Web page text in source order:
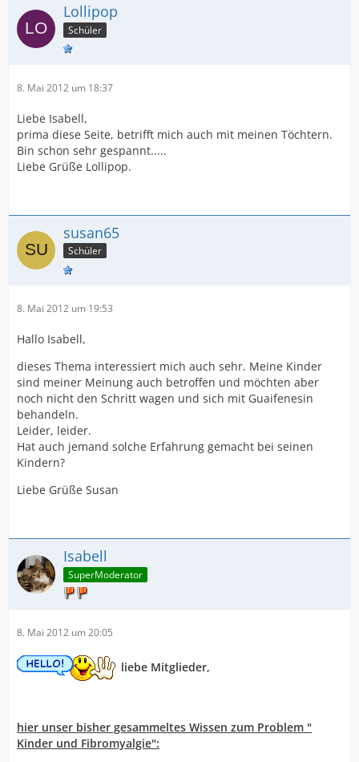
Lollipop
Schüler
8. Mai 2012 um 18:37
Liebe Isabell,
prima diese Seite, betrifft mich auch mit meinen Töchtern.
Bin schon sehr gespannt.....
Liebe Grüße Lollipop.
susan65
Schüler
8. Mai 2012 um 19:53
Hallo Isabell,
dieses Thema interessiert mich auch sehr. Meine Kinder
sind meiner Meinung auch betroffen und möchten aber
noch nicht den Schritt wagen und sich mit Guaifenesin
behandeln.
Leider, leider.
Hat auch jemand solche Erfahrung gemacht bei seinen
Kindern?
Liebe Grüße Susan
Isabell
SuperModerator
8. Mai 2012 um 20:05
liebe Mitglieder,
hier unser bisher gesammeltes Wissen zum Problem "
Kinder und Fibromyalgie":